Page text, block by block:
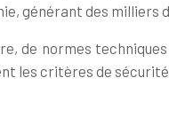
générant des milliers
de normes
les critères de